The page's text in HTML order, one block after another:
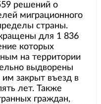
решений о
миграционного
страны.
для 1 836
которых
на территории
выдворены
закрыт въезд в
лет. Также
граждан,